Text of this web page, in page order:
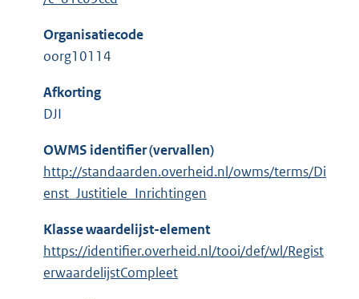
Organisatiecode
oorg10114
Afkorting
DJI
OWMS identifier (vervallen)
http://standaarden.overheid.nl/owms/terms/Di
enst_Justitiele_Inrichtingen
Klasse waardelijst-element
https://identifier.overheid.nl/tooi/def/wl/Regist
erwaardelijstCompleet